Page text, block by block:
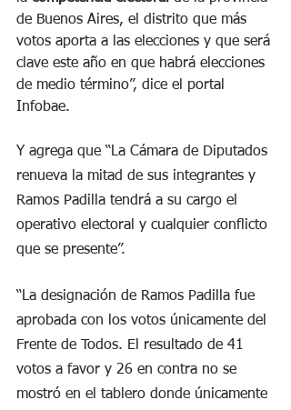
de Buenos Aires, el distrito que más
votos aporta a las elecciones y que será
clave este año en que habrá elecciones
de medio término”, dice el portal
Infobae.
Y agrega que “La Cámara de Diputados
renueva la mitad de sus integrantes y
Ramos Padilla tendrá a su cargo el
operativo electoral y cualquier conflicto
que se presente”.
“La designación de Ramos Padilla fue
aprobada con los votos únicamente del
Frente de Todos. El resultado de 41
votos a favor y 26 en contra no se
mostró en el tablero donde únicamente